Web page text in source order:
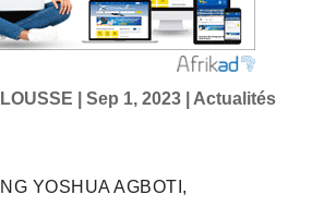
|Sep 1, 2023 Actualités
YOSHUA AGBOTI,